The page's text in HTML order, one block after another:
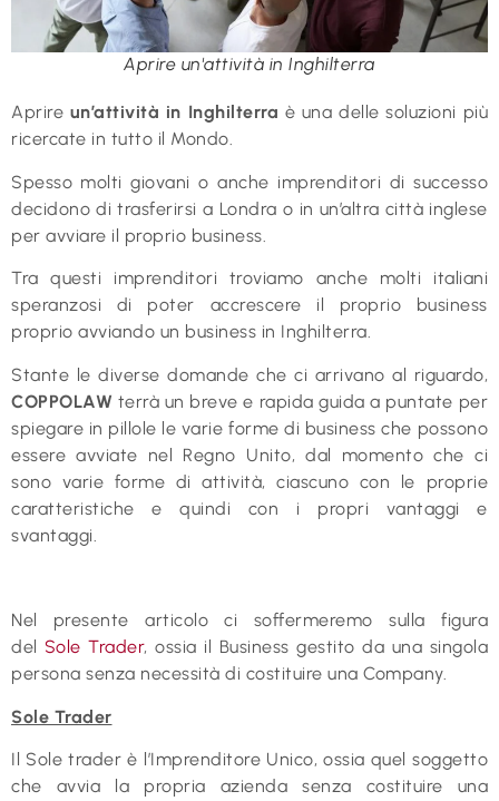
Aprire un'attività in Inghilterra
Aprire un’attività in Inghilterra è una delle soluzioni più
ricercate in tutto il Mondo.
Spesso molti giovani o anche imprenditori di successo
decidono di trasferirsi a Londra o in un’altra città inglese
per avviare il proprio business.
Tra questi imprenditori troviamo anche molti italiani
speranzosi di poter accrescere il proprio business
proprio avviando un business in Inghilterra.
Stante le diverse domande che ci arrivano al riguardo,
COPPOLAW terrà un breve e rapida guida a puntate per
spiegare in pillole le varie forme di business che possono
essere avviate nel Regno Unito, dal momento che ci
sono varie forme di attività, ciascuno con le proprie
caratteristiche e quindi con i propri vantaggi e
svantaggi.
Nel presente articolo ci soffermeremo sulla figura
del Sole Trader, ossia il Business gestito da una singola
persona senza necessità di costituire una Company.
Sole Trader
Il Sole trader è l’Imprenditore Unico, ossia quel soggetto
che avvia la propria azienda senza costituire una